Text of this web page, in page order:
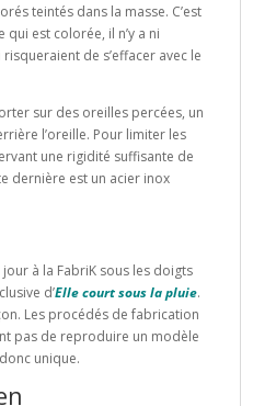
teintés dans la masse. C’est
est colorée, il n’y a ni
de s’effacer avec le
sur des oreilles percées, un
l’oreille. Pour limiter les
une rigidité suffisante de
dernière est un acier inox
à la FabriK sous les doigts
d’Elle court sous la pluie.
Les procédés de fabrication
pas de reproduire un modèle
unique.